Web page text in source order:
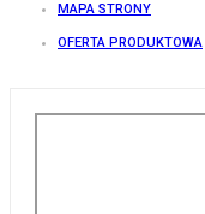
MAPA STRONY
OFERTA PRODUKTOWA